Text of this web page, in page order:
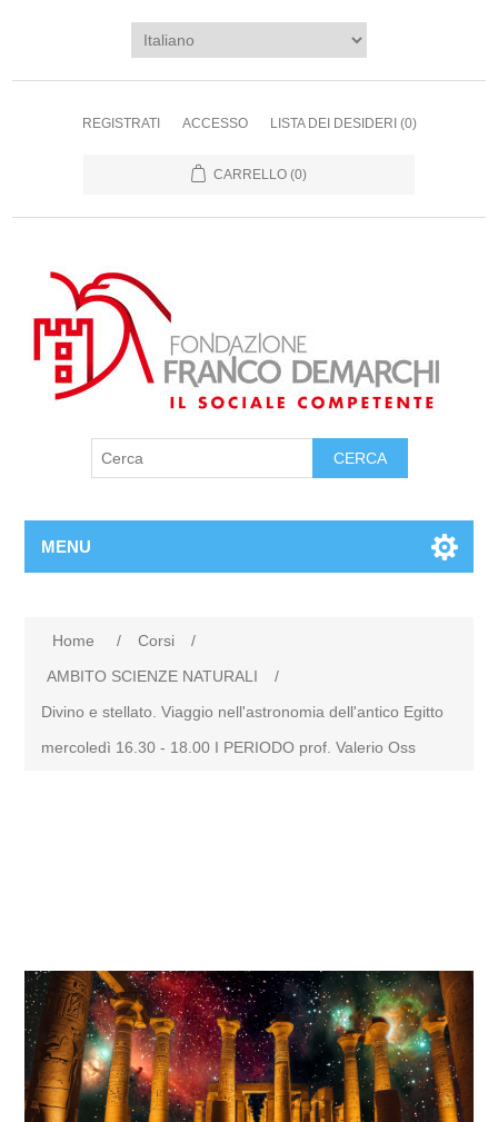
REGISTRATI ACCESSO LISTA DEI DESIDERI (0)
CARRELLO (0)
CERCA
MENU
Home / Corsi
/
AMBITO SCIENZE NATURALI
/
Divino e stellato. Viaggio nell'astronomia dell'antico Egitto
mercoledì 16.30 - 18.00 I PERIODO prof. Valerio Oss